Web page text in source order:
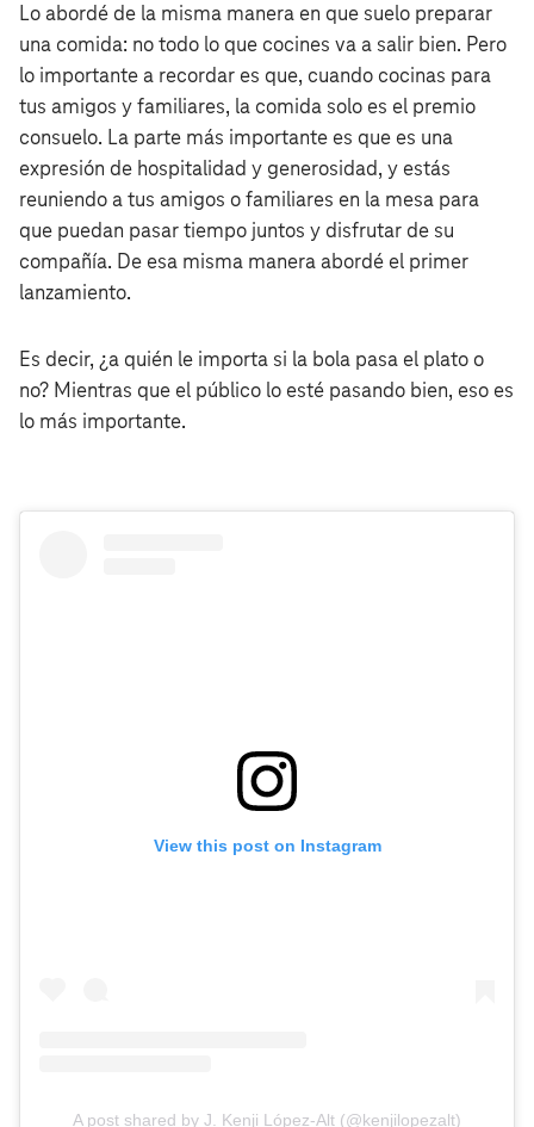
Lo abordé de la misma manera en que suelo preparar
una comida: no todo lo que cocines va a salir bien. Pero
lo importante a recordar es que, cuando cocinas para
tus amigos y familiares, la comida solo es el premio
consuelo. La parte más importante es que es una
expresión de hospitalidad y generosidad, y estás
reuniendo a tus amigos o familiares en la mesa para
que puedan pasar tiempo juntos y disfrutar de su
compañía. De esa misma manera abordé el primer
lanzamiento.
Es decir, ¿a quién le importa si la bola pasa el plato o
no? Mientras que el público lo esté pasando bien, eso es
lo más importante.
View this post on Instagram
A post shared by J. Kenji López-Alt (@kenjilopezalt)